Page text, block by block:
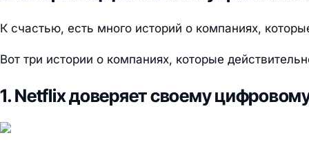
К счастью, есть много историй о компаниях,
Вот три истории о компаниях, которые
1. Netflix доверяет своему